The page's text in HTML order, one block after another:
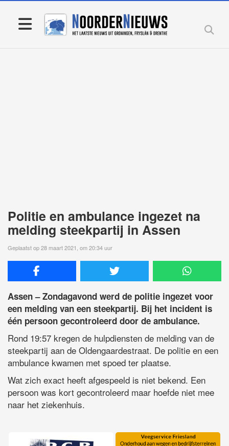
Politie en ambulance ingezet na
melding steekpartij in Assen
Geplaatst op 28 maart 2021, om 20:34 uur
Assen – Zondagavond werd de politie ingezet voor
een melding van een steekpartij. Bij het incident is
één persoon gecontroleerd door de ambulance.
Rond 19:57 kregen de hulpdiensten de melding van de
steekpartij aan de Oldengaardestraat. De politie en een
ambulance kwamen met spoed ter plaatse.
Wat zich exact heeft afgespeeld is niet bekend. Een
persoon was kort gecontroleerd maar hoefde niet mee
naar het ziekenhuis.